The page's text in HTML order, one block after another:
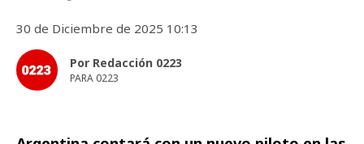
30 de Diciembre de 2025 10:13
Por Redacción 0223
PARA 0223